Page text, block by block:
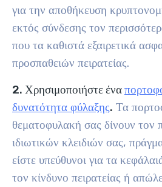
για την αποθήκευση
εκτός σύνδεσης τον
που τα καθιστά εξαιρετικά
προσπαθειών πειρατείας.
2. Χρησιμοποιήστε ένα
δυνατότητα φύλαξης. Τα
θεματοφυλακή σας δίνουν τον
ιδιωτικών κλειδιών σας,
είστε υπεύθυνοι για τα
τον κίνδυνο πειρατείας ή